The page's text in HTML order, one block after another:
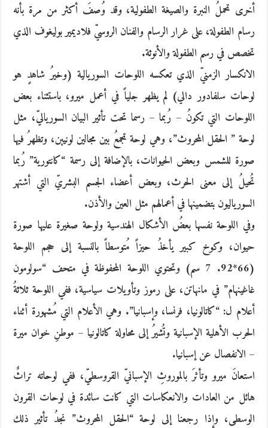
أخرى تحملُ النبرة والصيغة الطفولية، وقد وُصفَ أكثر من مرة بأنه
رسام الطفولة، على غرار الرسام والفنان الروسيّ فلاديمير بوليغوف الذي
تخصص في رسم الطفولة والأنوثة.
الانكسار الزمنيّ الذي تعكسه اللوحات السوريالية (وخيرُ شاهدٍ هو
لوحات سلفادور دالي) لم يظهر جلياً في أعمل ميرو، باستثناء بعض
اللوحات التي تكونُ – رُبما – رسما تحت تأثير البيان السورياليّ، مثل
لوحة ” الحقل المحروث”، وهي لوحة تجمعُ بين مجالين لونيين، وتظهرُ فيها
صورة للشمس وبعض الحيوانات، بالإضافة إلى رسمة “كانتورية” رُبما
تُحيلُ إلى معنى الحرث، وبعض أعضاء الجسم البشريّ التي أشتهر
السورياليون بتضمينها في أعمالهم مثل العين والأذن.
وفي اللوحة نفسها بعضُ الأشكال الهندسية ولوحة صغيرة عليها صورة
حيوان، وكوخ كبير يأخذُ حيزاً مُتوسطاً بالنسبة إلى حجم اللوحة
(66*92. 7 سم) وتحتوي اللوحة المحفوظة في متحف “سولومون
غاغينهام” في مانهاتن، على رموز وتأويلات سياسية، ففي اللوحة ثلاثةُ
أعلام ل: “كاتالونيا، فرنسا، وإسبانيا”. وهي الأعلام التي مُشهورة أثناء
الحرب الأهلية الإسبانية وتُشيرُ إلى محاولة كاتالونيا – موطنِ خوان ميرة
– الانفصال عن إسبانيا.
استعانَ ميرو وتأثرَ بالموروثِ الإسبانيّ القروسطيّ، ففي لوحاته تراثٌ
هائل من العادات والانعكاسات التي كانت سائدة في لوحات القرون
الوسطى، وإذا رجعنا إلى لوحة “الحقل المحروث” نجدُ تأثير ذلك